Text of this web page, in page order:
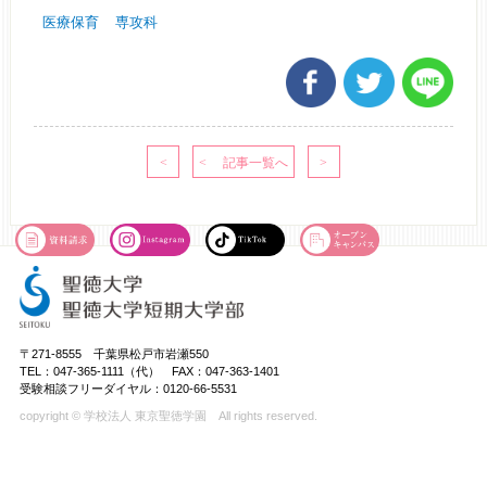
医療保育 専攻科
〒271-8555 千葉県松戸市岩瀬550
TEL：047-365-1111（代） FAX：047-363-1401
受験相談フリーダイヤル：0120-66-5531
copyright © 学校法人 東京聖徳学園 All rights reserved.